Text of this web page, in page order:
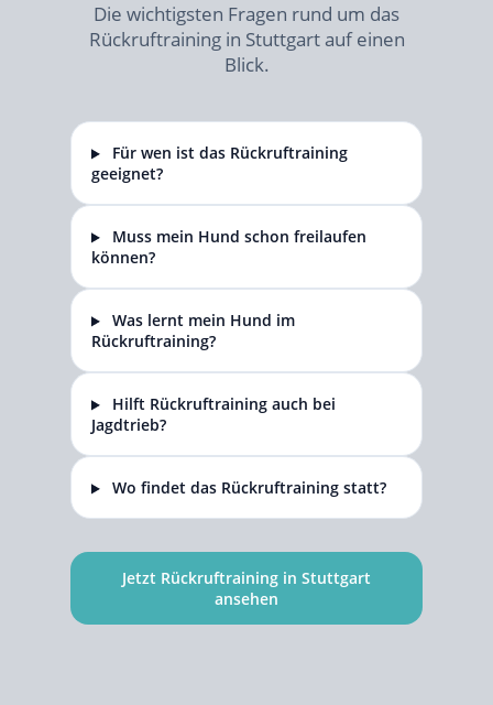
Die wichtigsten Fragen rund um das
Rückruftraining in Stuttgart auf einen
Blick.
Für wen ist das Rückruftraining
geeignet?
Muss mein Hund schon freilaufen
können?
Was lernt mein Hund im
Rückruftraining?
Hilft Rückruftraining auch bei
Jagdtrieb?
Wo findet das Rückruftraining statt?
Jetzt Rückruftraining in Stuttgart
ansehen